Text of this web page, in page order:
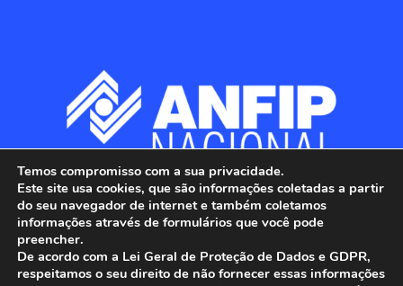
Temos compromisso com a sua privacidade.
Este site usa cookies, que são informações coletadas a partir
do seu navegador de internet e também coletamos
informações através de formulários que você pode
preencher.
De acordo com a Lei Geral de Proteção de Dados e GDPR,
respeitamos o seu direito de não fornecer essas informações